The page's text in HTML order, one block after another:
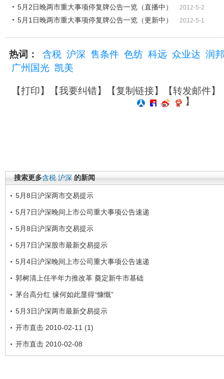
5月2日晚两市重大事项停复牌公告一览（直播中） 2012-5-2
5月1日晚两市重大事项停复牌公告一览（更新中） 2012-5-1
热词： 含税 沪深 售条件 色纺 科远 众业达 润邦
广州国光 凯美
【打印】【我要纠错】【复制链接】【转发邮件】
】
搜索更多含税 沪深 的新闻
5月8日沪深两市交易提示
5月7日沪深晚间上市公司重大事项公告速递
5月8日沪深两市交易提示
5月7日沪深股市最新交易提示
5月4日沪深晚间上市公司重大事项公告速递
郭树清上任半年力推改革 奠定新牛市基础
茅台高分红 缘何如此显得“慷慨”
5月3日沪深两市最新交易提示
开市直击 2010-02-11 (1)
开市直击 2010-02-08